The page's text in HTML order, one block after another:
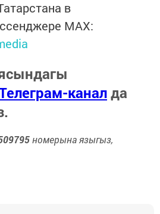
в
MАХ:
каналда
номерына языгыз,